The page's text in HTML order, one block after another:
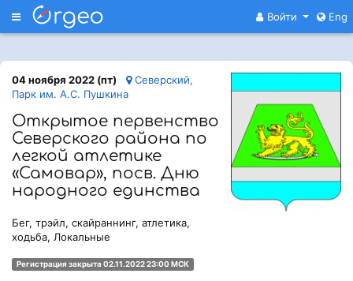
Меню Войти Eng
04 ноября 2022 (пт)
Северский,
Парк им. А.С. Пушкина
Открытое первенство
Северского района по
легкой атлетике
«Самовар», посв. Дню
народного единства
Бег, трэйл, скайраннинг, атлетика,
ходьба, Локальные
Регистрация закрыта 02.11.2022 23:00 МСК